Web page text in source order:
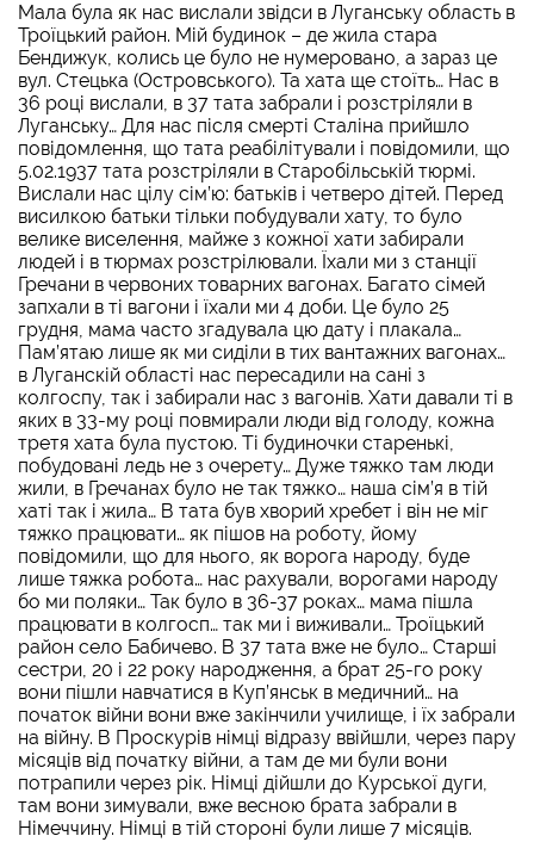
Мала була як нас вислали звідси в Луганську область в
Троїцький район. Мій будинок – де жила стара
Бендижук, колись це було не нумеровано, а зараз це
вул. Стецька (Островського). Та хата ще стоїть… Нас в
36 році вислали, в 37 тата забрали і розстріляли в
Луганську… Для нас після смерті Сталіна прийшло
повідомлення, що тата реабілітували і повідомили, що
5.02.1937 тата розстріляли в Старобільській тюрмі.
Вислали нас цілу сім’ю: батьків і четверо дітей. Перед
висилкою батьки тільки побудували хату, то було
велике виселення, майже з кожної хати забирали
людей і в тюрмах розстрілювали. Їхали ми з станції
Гречани в червоних товарних вагонах. Багато сімей
запхали в ті вагони і їхали ми 4 доби. Це було 25
грудня, мама часто згадувала цю дату і плакала…
Пам’ятаю лише як ми сиділи в тих вантажних вагонах…
в Луганскій області нас пересадили на сані з
колгоспу, так і забирали нас з вагонів. Хати давали ті в
яких в 33-му році повмирали люди від голоду, кожна
третя хата була пустою. Ті будиночки старенькі,
побудовані ледь не з очерету… Дуже тяжко там люди
жили, в Гречанах було не так тяжко… наша сім’я в тій
хаті так і жила… В тата був хворий хребет і він не міг
тяжко працювати… як пішов на роботу, йому
повідомили, що для нього, як ворога народу, буде
лише тяжка робота… нас рахували, ворогами народу
бо ми поляки… Так було в 36-37 роках… мама пішла
працювати в колгосп… так ми і виживали… Троїцький
район село Бабичево. В 37 тата вже не було… Старші
сестри, 20 і 22 року народження, а брат 25-го року
вони пішли навчатися в Куп’янськ в медичний… на
початок війни вони вже закінчили училище, і їх забрали
на війну. В Проскурів німці відразу ввійшли, через пару
місяців від початку війни, а там де ми були вони
потрапили через рік. Німці дійшли до Курської дуги,
там вони зимували, вже весною брата забрали в
Німеччину. Німці в тій стороні були лише 7 місяців.